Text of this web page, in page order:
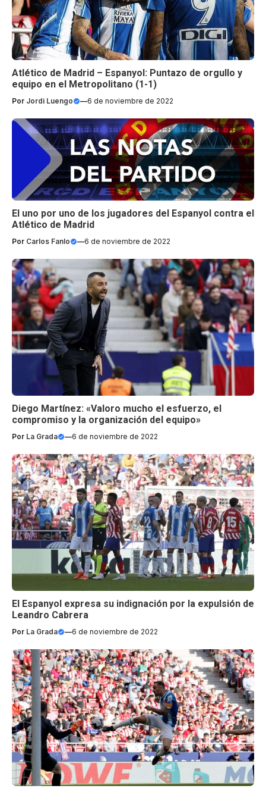
Atlético de Madrid – Espanyol: Puntazo de orgullo y
equipo en el Metropolitano (1-1)
Por Jordi Luengo —6 de noviembre de 2022
El uno por uno de los jugadores del Espanyol contra el
Atlético de Madrid
Por Carlos Fanlo —6 de noviembre de 2022
Diego Martínez: «Valoro mucho el esfuerzo, el
compromiso y la organización del equipo»
Por La Grada —6 de noviembre de 2022
El Espanyol expresa su indignación por la expulsión de
Leandro Cabrera
Por La Grada —6 de noviembre de 2022